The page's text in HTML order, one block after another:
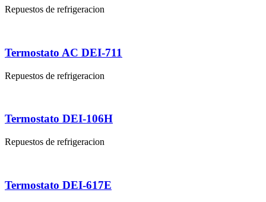
Repuestos de refrigeracion
Termostato AC DEI-711
Repuestos de refrigeracion
Termostato DEI-106H
Repuestos de refrigeracion
Termostato DEI-617E